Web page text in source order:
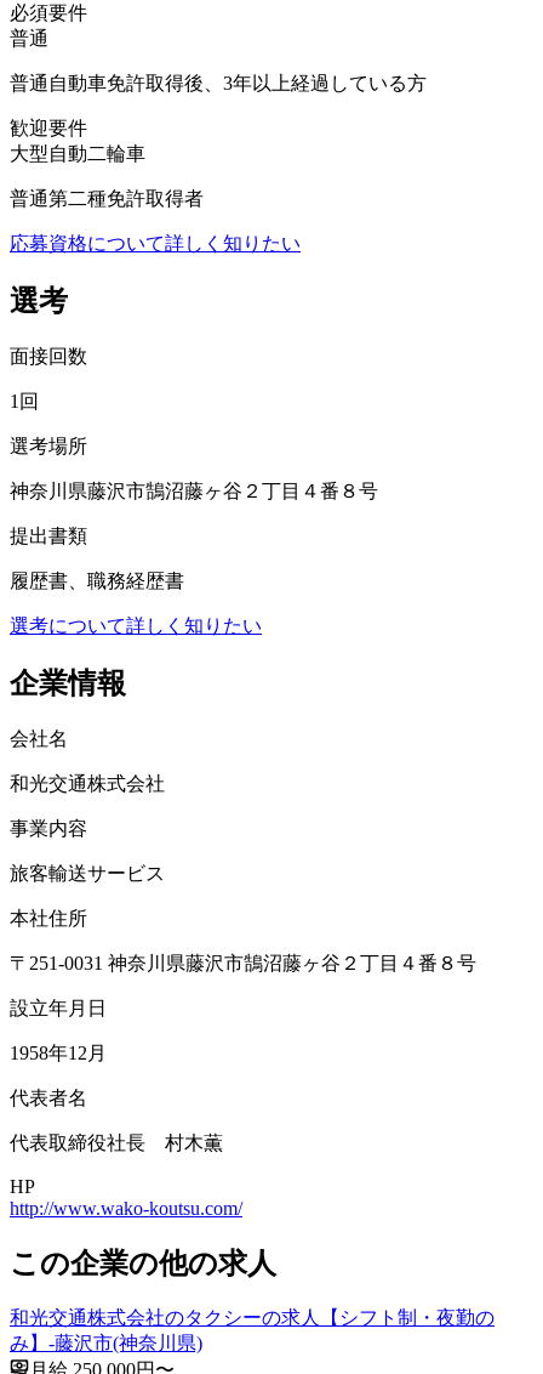
必須要件
普通
普通自動車免許取得後、3年以上経過している方
歓迎要件
大型自動二輪車
普通第二種免許取得者
応募資格について詳しく知りたい
選考
面接回数
1回
選考場所
神奈川県藤沢市鵠沼藤ヶ谷２丁目４番８号
提出書類
履歴書、職務経歴書
選考について詳しく知りたい
企業情報
会社名
和光交通株式会社
事業内容
旅客輸送サービス
本社住所
〒251-0031 神奈川県藤沢市鵠沼藤ヶ谷２丁目４番８号
設立年月日
1958年12月
代表者名
代表取締役社長 村木薫
HP
http://www.wako-koutsu.com/
この企業の他の求人
和光交通株式会社のタクシーの求人【シフト制・夜勤の
み】-藤沢市(神奈川県)